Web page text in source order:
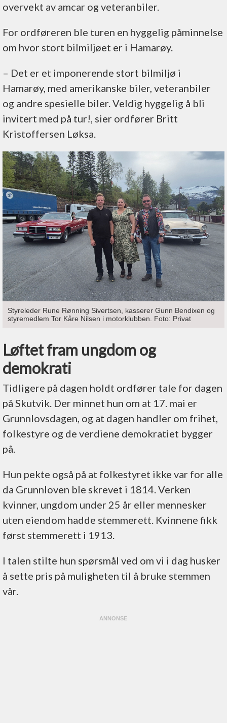
overvekt av amcar og veteranbiler.
For ordføreren ble turen en hyggelig påminnelse
om hvor stort bilmiljøet er i Hamarøy.
–⁠ Det er et imponerende stort bilmiljø i
Hamarøy, med amerikanske biler, veteranbiler
og andre spesielle biler. Veldig hyggelig å bli
invitert med på tur!, sier ordfører Britt
Kristoffersen Løksa.
Styreleder Rune Rønning Sivertsen, kasserer Gunn Bendixen og
styremedlem Tor Kåre Nilsen i motorklubben. Foto: Privat
Løftet fram ungdom og
demokrati
Tidligere på dagen holdt ordfører tale for dagen
på Skutvik. Der minnet hun om at 17. mai er
Grunnlovsdagen, og at dagen handler om frihet,
folkestyre og de verdiene demokratiet bygger
på.
Hun pekte også på at folkestyret ikke var for alle
da Grunnloven ble skrevet i 1814. Verken
kvinner, ungdom under 25 år eller mennesker
uten eiendom hadde stemmerett. Kvinnene fikk
først stemmerett i 1913.
I talen stilte hun spørsmål ved om vi i dag husker
å sette pris på muligheten til å bruke stemmen
vår.